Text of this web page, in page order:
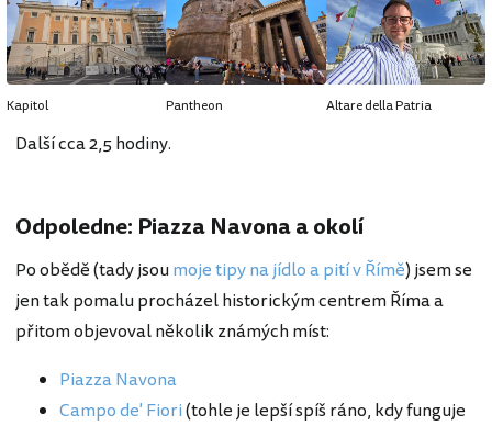
Kapitol Pantheon Altare della Patria
Další cca 2,5 hodiny.
Odpoledne: Piazza Navona a okolí
Po obědě (tady jsoumoje tipy na jídlo a pití v Římě) jsem se
jen tak pomalu procházel historickým centrem Říma a
přitom objevoval několik známých míst:
Piazza Navona
Campo de' Fiori(tohle je lepší spíš ráno, kdy funguje